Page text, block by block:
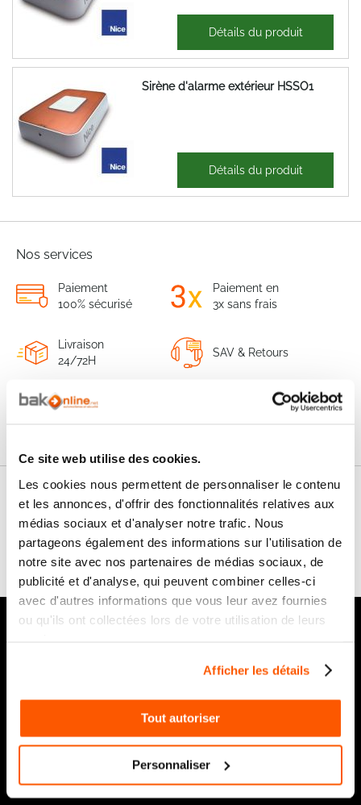
Ce site web utilise des cookies.
Les cookies nous permettent de personnaliser le contenu
et les annonces, d'offrir des fonctionnalités relatives aux
médias sociaux et d'analyser notre trafic. Nous
partageons également des informations sur l'utilisation de
notre site avec nos partenaires de médias sociaux, de
publicité et d'analyse, qui peuvent combiner celles-ci
avec d'autres informations que vous leur avez fournies
ou qu'ils ont collectées lors de votre utilisation de leurs
Afficher les détails
Tout autoriser
Personnaliser
136,62 € Détails du produit
Sirène d'alarme extérieur HSSO1
212,17 € Détails du produit
Nos services
Paiement
100% sécurisé
Paiement en
3x sans frais
Livraison
24/72H
SAV & Retours
Garanties
Nos conseils
FAQ
Notre newsletter
moment et les nouveautés en avant-première
Inscription
lettre